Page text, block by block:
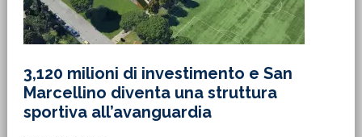
3,120 milioni di investimento e San
Marcellino diventa una struttura
sportiva all’avanguardia